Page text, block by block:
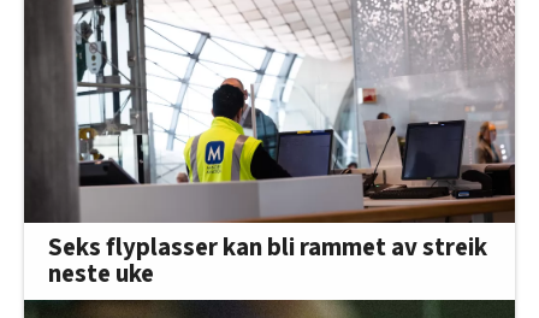
Seks flyplasser kan bli rammet av streik
neste uke